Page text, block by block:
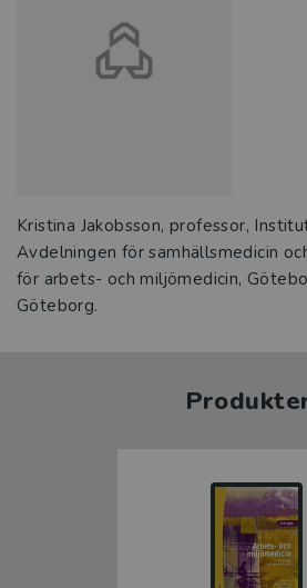
Kristina Jakobsson, professor,
Avdelningen för samhällsmedicin
för arbets- och miljömedicin,
Göteborg.